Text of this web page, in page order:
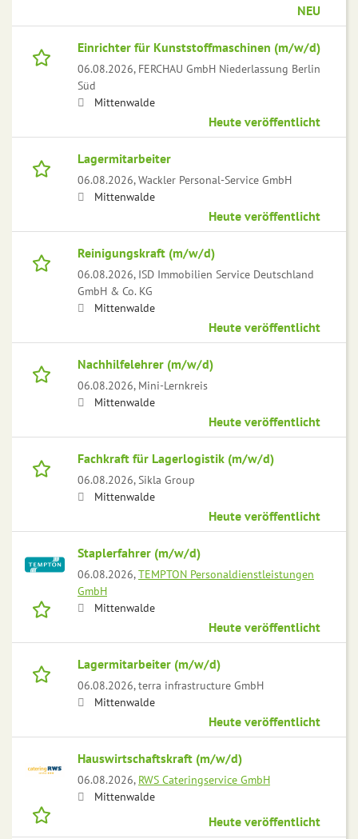
NEU
Einrichter für Kunststoffmaschinen (m/w/d)
06.08.2026, FERCHAU GmbH Niederlassung Berlin
Süd
Mittenwalde
Heute veröffentlicht
Lagermitarbeiter
06.08.2026,Wackler Personal-Service GmbH
Mittenwalde
Heute veröffentlicht
Reinigungskraft (m/w/d)
06.08.2026, ISD Immobilien Service Deutschland
GmbH & Co. KG
Mittenwalde
Heute veröffentlicht
Nachhilfelehrer (m/w/d)
06.08.2026, Mini-Lernkreis
Mittenwalde
Heute veröffentlicht
Fachkraft für Lagerlogistik (m/w/d)
06.08.2026,Sikla Group
Mittenwalde
Heute veröffentlicht
Staplerfahrer (m/w/d)
06.08.2026,TEMPTON Personaldienstleistungen
GmbH
Mittenwalde
Heute veröffentlicht
Lagermitarbeiter (m/w/d)
06.08.2026,terra infrastructure GmbH
Mittenwalde
Heute veröffentlicht
Hauswirtschaftskraft (m/w/d)
06.08.2026, RWS Cateringservice GmbH
Mittenwalde
Heute veröffentlicht